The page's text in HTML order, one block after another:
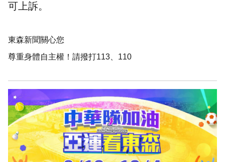
可上訴。
東森新聞關心您
尊重身體自主權！請撥打113、110